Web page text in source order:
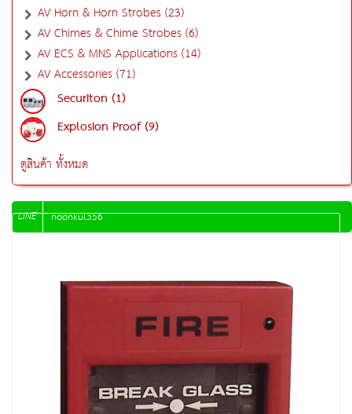
AV Horn & Horn Strobes (23)
AV Chimes & Chime Strobes (6)
AV ECS & MNS Applications (14)
AV Accessories (71)
Securiton (1)
Explosion Proof (9)
ดูสินค้า ทั้งหมด
LINE noonkul356